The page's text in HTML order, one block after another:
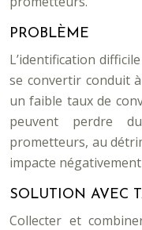
PROBLÈME
L’identification
se convertir conduit
un faible taux de
peuvent perdre
prometteurs, au
impacte
SOLUTION AVEC
Collecter et